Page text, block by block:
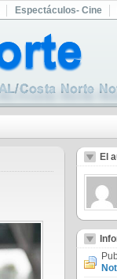
Espectáculos- Cine
El